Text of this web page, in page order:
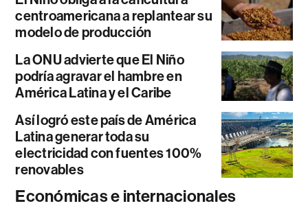
centroamericana a replantear su
modelo de producción
La ONU advierte que El Niño
podría agravar el hambre en
América Latina y el Caribe
Así logró este país de América
Latina generar toda su
electricidad con fuentes 100%
renovables
Económicas e internacionales